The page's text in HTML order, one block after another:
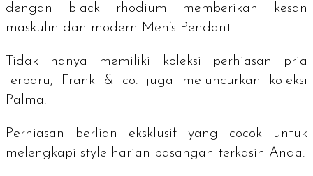
dengan black rhodium memberikan kesan
maskulin dan modern Men’s Pendant.
Tidak hanya memiliki koleksi perhiasan pria
terbaru, Frank & co. juga meluncurkan koleksi
Palma.
Perhiasan berlian eksklusif yang cocok untuk
melengkapi style harian pasangan terkasih Anda.